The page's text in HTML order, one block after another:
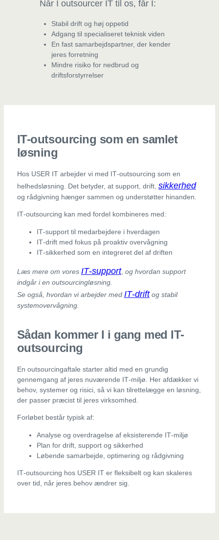
Når I outsourcer IT til os, får I:
Stabil drift og høj oppetid
Adgang til specialiseret teknisk viden
En fast samarbejdspartner, der kender
jeres forretning
Mindre risiko for nedbrud og
driftsforstyrrelser
IT-outsourcing som en samlet
løsning
Hos USER IT arbejder vi med IT‑outsourcing som en
helhedsløsning. Det betyder, at support, drift, sikkerhed
og rådgivning hænger sammen og understøtter hinanden.
IT‑outsourcing kan med fordel kombineres med:
IT‑support til medarbejdere i hverdagen
IT‑drift med fokus på proaktiv overvågning
IT‑sikkerhed som en integreret del af driften
Læs mere om vores IT‑support, og hvordan support
indgår i en outsourcingløsning.
Se også, hvordan vi arbejder med IT‑driftog stabil
systemovervågning.
Sådan kommer I i gang med IT-
outsourcing
En outsourcingaftale starter altid med en grundig
gennemgang af jeres nuværende IT‑miljø. Her afdækker vi
behov, systemer og risici, så vi kan tilrettelægge en løsning,
der passer præcist til jeres virksomhed.
Forløbet består typisk af:
Analyse og overdragelse af eksisterende IT‑miljø
Plan for drift, support og sikkerhed
Løbende samarbejde, optimering og rådgivning
IT‑outsourcing hos USER IT er fleksibelt og kan skaleres
over tid, når jeres behov ændrer sig.